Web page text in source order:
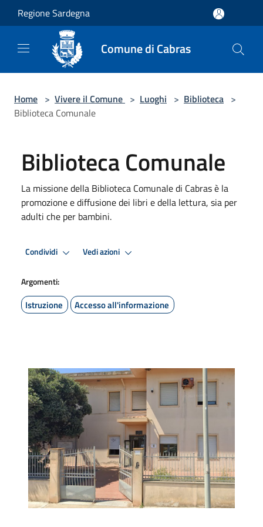
Salta al contenuto principale
Regione Sardegna
Comune di Cabras
Home > Vivere il Comune > Luoghi > Biblioteca >
Biblioteca Comunale
Biblioteca Comunale
La missione della Biblioteca Comunale di Cabras è la
promozione e diffusione dei libri e della lettura, sia per
adulti che per bambini.
Condividi Vedi azioni
Argomenti:
Istruzione Accesso all'informazione